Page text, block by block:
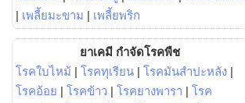
| เพลี้ยมะขาม | เพลี้ยพริก
ยาเคมี กำจัดโรคพืช
โรคใบไหม้ | โรคทุเรียน | โรคมันสำปะหลัง |
โรคอ้อย | โรคข้าว | โรคยางพารา | โรค